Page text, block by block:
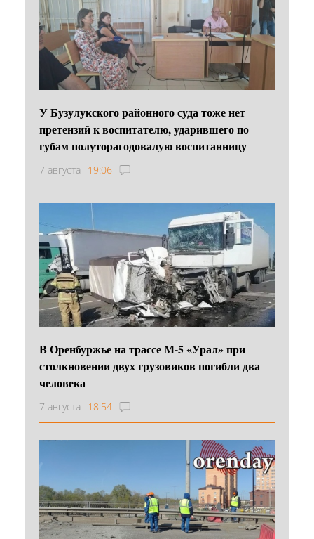
У Бузулукского районного суда тоже нет
претензий к воспитателю, ударившего по
губам полуторагодовалую воспитанницу
7 августа 19:06
В Оренбуржье на трассе М-5 «Урал» при
столкновении двух грузовиков погибли два
человека
7 августа 18:54